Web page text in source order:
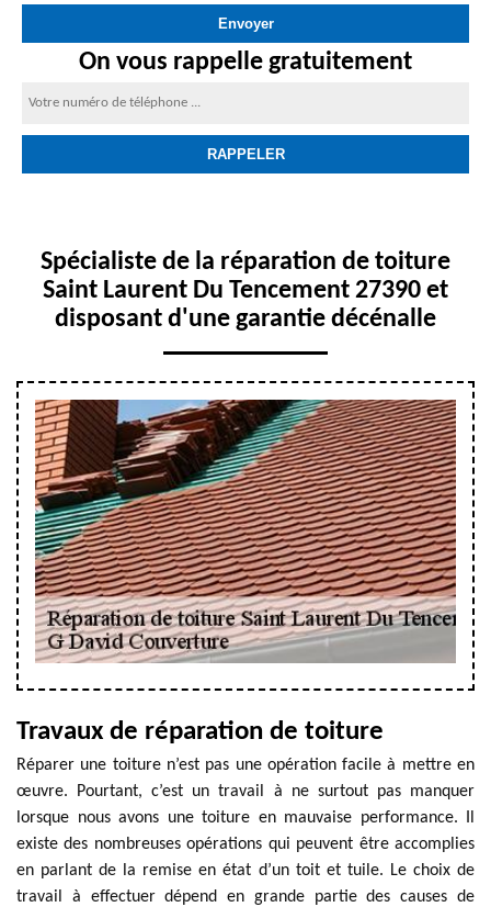
On vous rappelle gratuitement
Spécialiste de la réparation de toiture
Saint Laurent Du Tencement 27390 et
disposant d'une garantie décénalle
Travaux de réparation de toiture
Réparer une toiture n’est pas une opération facile à mettre en
œuvre. Pourtant, c’est un travail à ne surtout pas manquer
lorsque nous avons une toiture en mauvaise performance. Il
existe des nombreuses opérations qui peuvent être accomplies
en parlant de la remise en état d’un toit et tuile. Le choix de
travail à effectuer dépend en grande partie des causes de